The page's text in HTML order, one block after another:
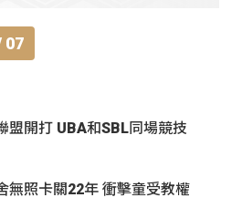
07
盟開打 UBA和SBL同場競技
無照卡關22年 衝擊童受教權